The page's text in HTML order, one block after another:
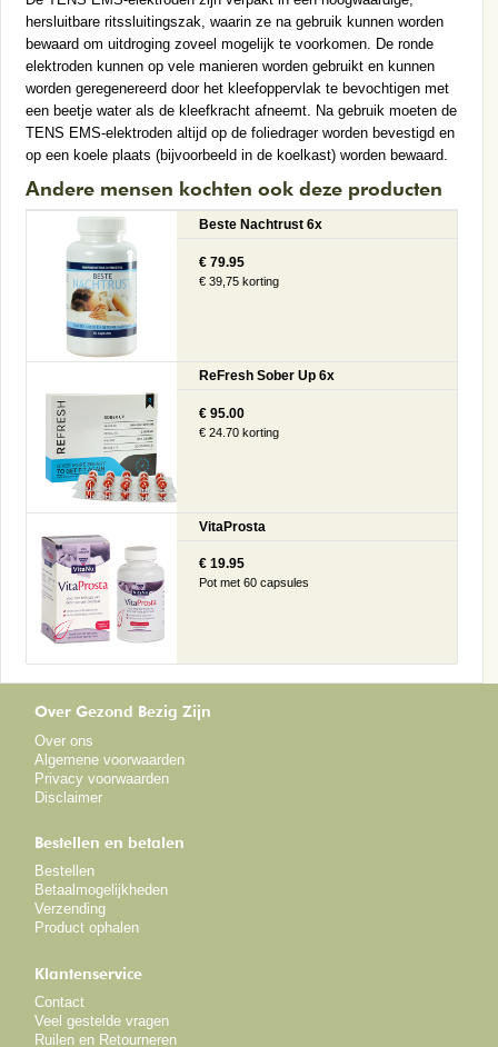
hersluitbare ritssluitingszak, waarin ze na gebruik kunnen worden
bewaard om uitdroging zoveel mogelijk te voorkomen. De ronde
elektroden kunnen op vele manieren worden gebruikt en kunnen
worden geregenereerd door het kleefoppervlak te bevochtigen met
een beetje water als de kleefkracht afneemt. Na gebruik moeten de
TENS EMS-elektroden altijd op de foliedrager worden bevestigd en
op een koele plaats (bijvoorbeeld in de koelkast) worden bewaard.
Andere mensen kochten ook deze producten
Beste Nachtrust 6x
€ 79.95
€ 39,75 korting
ReFresh Sober Up 6x
€ 95.00
€ 24.70 korting
VitaProsta
€ 19.95
Pot met 60 capsules
Over Gezond Bezig Zijn
Over ons
Algemene voorwaarden
Privacy voorwaarden
Disclaimer
Bestellen en betalen
Bestellen
Betaalmogelijkheden
Verzending
Product ophalen
Klantenservice
Contact
Veel gestelde vragen
Ruilen en Retourneren